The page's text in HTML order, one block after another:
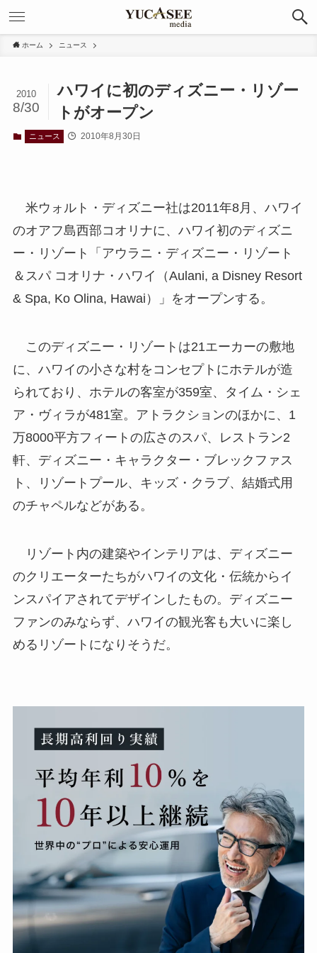
ホーム ニュース
ハワイに初のディズニー・リゾー
トがオープン
2010
8/30
ニュース 2010年8月30日
米ウォルト・ディズニー社は2011年8月、ハワイ
のオアフ島西部コオリナに、ハワイ初のディズニ
ー・リゾート「アウラニ・ディズニー・リゾート
＆スパ コオリナ・ハワイ（Aulani, a Disney Resort
& Spa, Ko Olina, Hawai）」をオープンする。
このディズニー・リゾートは21エーカーの敷地
に、ハワイの小さな村をコンセプトにホテルが造
られており、ホテルの客室が359室、タイム・シェ
ア・ヴィラが481室。アトラクションのほかに、1
万8000平方フィートの広さのスパ、レストラン2
軒、ディズニー・キャラクター・ブレックファス
ト、リゾートプール、キッズ・クラブ、結婚式用
のチャペルなどがある。
リゾート内の建築やインテリアは、ディズニー
のクリエーターたちがハワイの文化・伝統からイ
ンスパイアされてデザインしたもの。ディズニー
ファンのみならず、ハワイの観光客も大いに楽し
めるリゾートになりそうだ。